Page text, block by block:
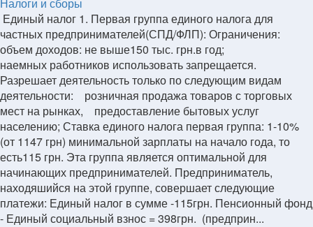
Единый налог 1. Первая группа единого налога для
частных предпринимателей(СПД/ФЛП): Ограничения:
объем доходов: не выше150 тыс. грн.в год;
наемных работников использовать запрещается.
Разрешает деятельность только по следующим видам
деятельности: розничная продажа товаров с торговых
мест на рынках, предоставление бытовых услуг
населению; Ставка единого налога первая группа: 1-10%
(от 1147 грн) минимальной зарплаты на начало года, то
есть115 грн. Эта группа является оптимальной для
начинающих предпринимателей. Предприниматель,
находяшийся на этой группе, совершает следующие
платежи: Единый налог в сумме -115грн. Пенсионный фонд
- Единый социальный взнос = 398грн. (предприн...